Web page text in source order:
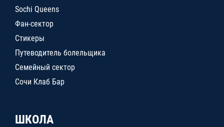
Sochi Queens
Фан-сектор
Стикеры
Путеводитель болельщика
Семейный сектор
Сочи Клаб Бар
ШКОЛА